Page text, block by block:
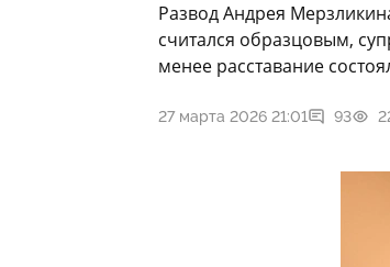
Развод Андрея
считался образцовым,
менее расставание
27 марта 2026 21:01 93